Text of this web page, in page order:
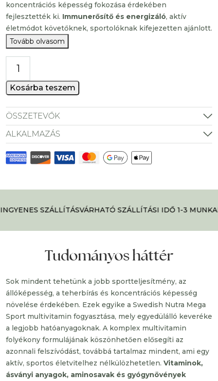
koncentrációs képesség fokozása érdekében
fejlesztették ki. Immunerősítő és energizáló, aktív
életmódot követőknek, sportolóknak kifejezetten ajánlott.
Tovább olvasom
Sport
multivitamin
mennyiség
Kosárba teszem
ÖSSZETEVŐK
ALKALMAZÁS
SZÁLLÍTÁSVÁRHATÓ SZÁLLÍTÁSI IDŐ 1-3
Tudományos háttér
Sok mindent tehetünk a jobb sportteljesítmény, az
állóképesség, a teherbírás és koncentrációs képesség
növelése érdekében. Ezek egyike a Swedish Nutra Mega
Sport multivitamin fogyasztása, mely egyedülálló keveréke
a legjobb hatóanyagoknak. A komplex multivitamin
folyékony formulájának köszönhetően elősegíti az
azonnali felszívódást, továbbá tartalmaz mindent, ami egy
aktív, sportos életvitelhez nélkülözhetetlen. Vitaminok,
ásványi anyagok, aminosavak és gyógynövények